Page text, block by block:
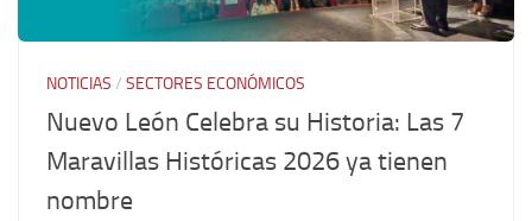
NOTICIAS / SECTORES ECONÓMICOS
Nuevo León Celebra su Historia: Las 7
Maravillas Históricas 2026 ya tienen
nombre